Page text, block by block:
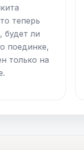
теперь
будет ли
поединке,
только на